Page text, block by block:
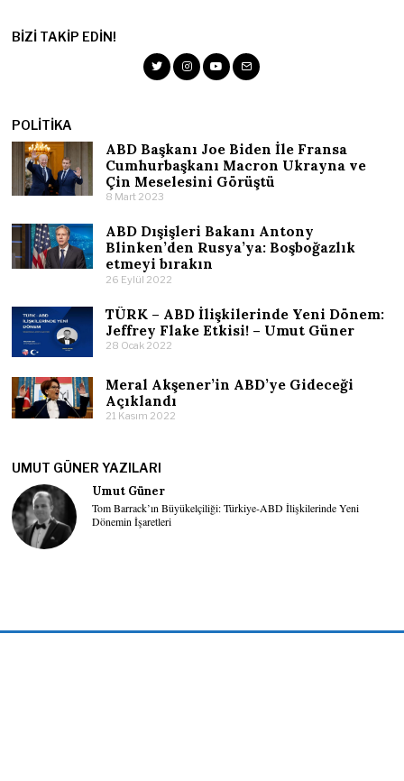
BIZI TAKIP EDIN!
POLITIKA
ABD Başkanı Joe Biden İle Fransa
Cumhurbaşkanı Macron Ukrayna ve
Çin Meselesini Görüştü
8 Mart 2023
ABD Dışişleri Bakanı Antony
Blinken’den Rusya’ya: Boşboğazlık
etmeyi bırakın
26 Eylül 2022
TÜRK – ABD İlişkilerinde Yeni Dönem:
Jeffrey Flake Etkisi! – Umut Güner
28 Ocak 2022
Meral Akşener’in ABD’ye Gideceği
Açıklandı
21 Kasım 2022
UMUT GÜNER YAZILARI
Umut Güner
Tom Barrack’ın Büyükelçiliği: Türkiye-ABD İlişkilerinde Yeni
Dönemin İşaretleri